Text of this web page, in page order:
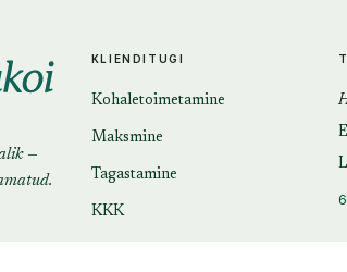
—
KLIENDITUGI
Kohaletoimetamine
Maksmine
Tagastamine
KKK